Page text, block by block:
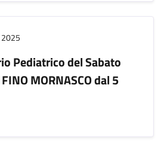
2025
Pediatrico del Sabato
MORNASCO dal 5